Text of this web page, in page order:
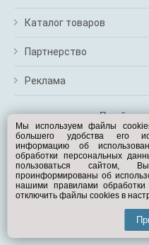
Каталог товаров
Партнерство
Реклама
Перейти
©
Мы используем файлы
большего удобства его
информацию об
обработки персональных
пользоваться сайтом,
проинформированы об
нашими правилами
отключить файлы cookies в